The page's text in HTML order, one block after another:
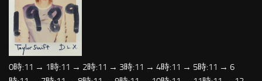
0時:11 → 1時:11 → 2時:11 → 3時:11 → 4時:11 → 5時:11 → 6